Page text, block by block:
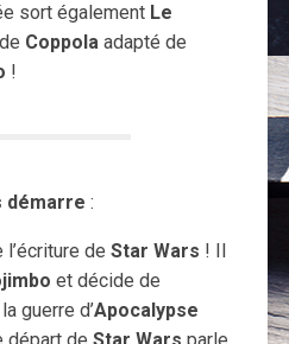
sort également Le
Coppolaadapté de
!
démarre :
l’écriture de Star Wars ! Il
et décide de
guerre d’Apocalypse